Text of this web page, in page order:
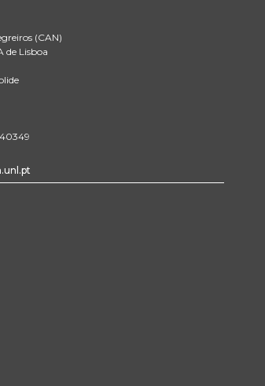
(CAN)
de Lisboa